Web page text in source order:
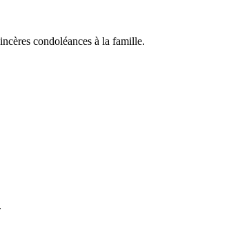
condoléances à la famille.